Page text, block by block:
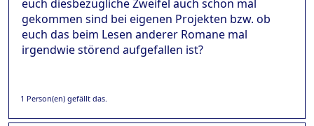
euch diesbezügliche Zweifel auch schon mal
gekommen sind bei eigenen Projekten bzw. ob
euch das beim Lesen anderer Romane mal
irgendwie störend aufgefallen ist?
1 Person(en) gefällt das.